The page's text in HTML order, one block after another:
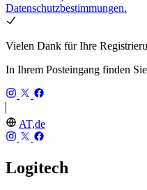
Datenschutzbestimmungen.
Vielen Dank für Ihre
In Ihrem Posteingang finden
AT,de
Logitech